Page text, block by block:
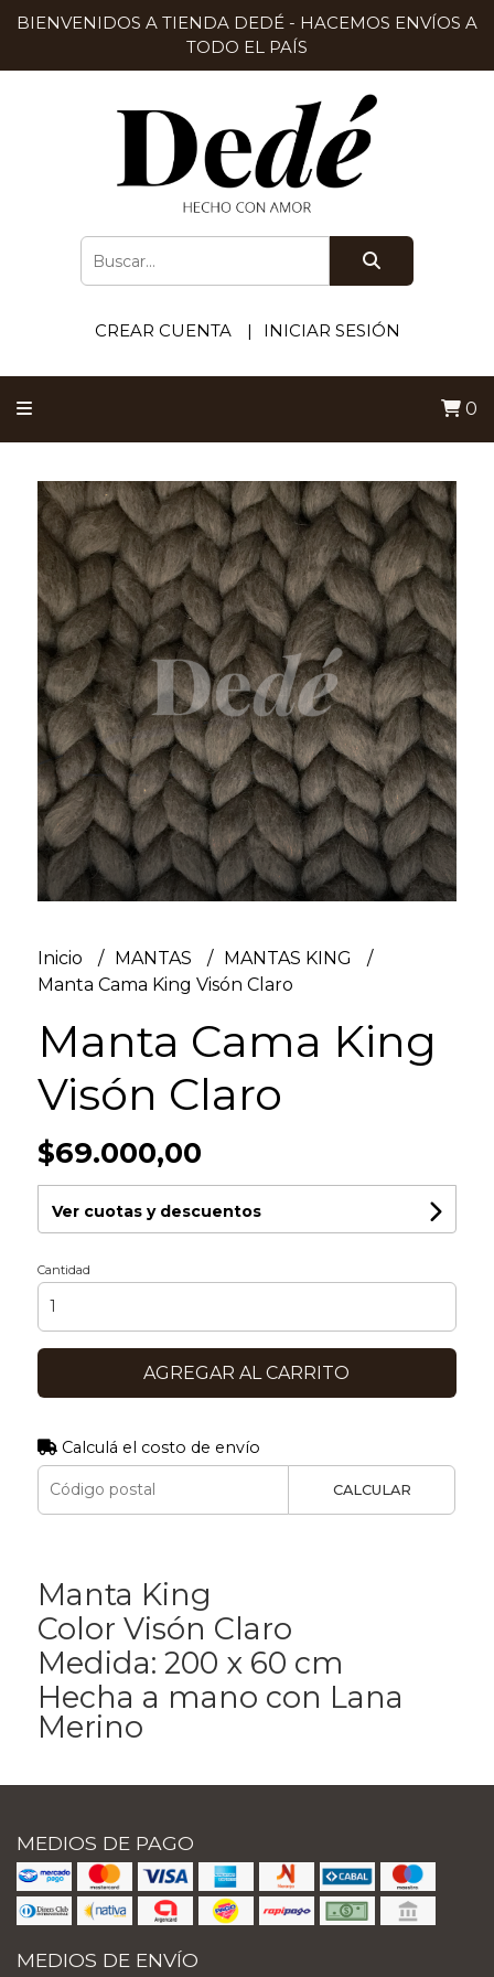
BIENVENIDOS A TIENDA DEDÉ - HACEMOS ENVÍOS A
TODO EL PAÍS
CREAR CUENTA INICIAR SESIÓN
0
Inicio MANTAS
MANTAS KING
Manta Cama King Visón Claro
Manta Cama King
Visón Claro
$69.000,00
Ver cuotas y descuentos
Cantidad
AGREGAR AL CARRITO
Calculá el costo de envío
CALCULAR
Manta King
Color Visón Claro
Medida: 200 x 60 cm
Hecha a mano con Lana
Merino
MEDIOS DE PAGO
MEDIOS DE ENVÍO